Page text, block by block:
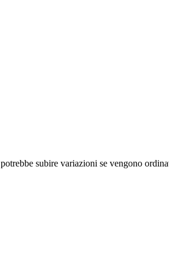
subire variazioni se vengono